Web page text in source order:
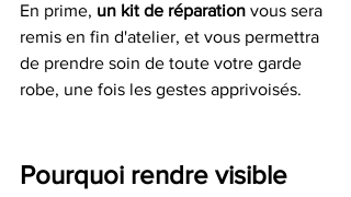
En prime, un kit de réparation vous sera
remis en fin d'atelier, et vous permettra
de prendre soin de toute votre garde
robe, une fois les gestes apprivoisés.
Pourquoi rendre visible